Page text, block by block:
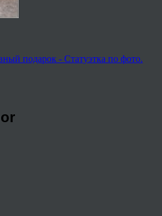
подарок - Статуэтка по фото.